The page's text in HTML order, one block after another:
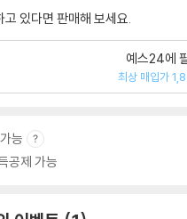
고 있다면 판매해 보세요.
예스24에
최상 매입가
능
공제 가능